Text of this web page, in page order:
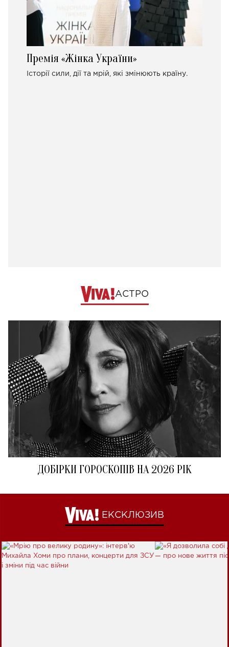
Премія «Жінка України»
Історії сили, дії та мрій, які змінюють країну.
АСТРО
ДОБІРКИ ГОРОСКОПІВ НА 2026 РІК
ЕКСКЛЮЗИВ